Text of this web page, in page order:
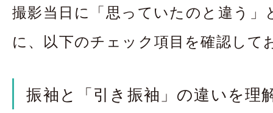
撮影当日に「思っていたのと違う」
に、以下のチェック項目を確認して
振袖と「引き振袖」の違いを理